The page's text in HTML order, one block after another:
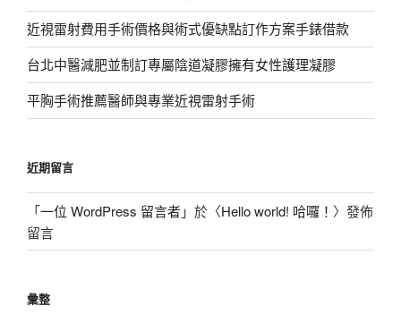
近視雷射費用手術價格與術式優缺點訂作方案手錶借款
台北中醫減肥並制訂專屬陰道凝膠擁有女性護理凝膠
平胸手術推薦醫師與專業近視雷射手術
近期留言
「一位 WordPress 留言者」於〈Hello world! 哈囉！ 〉發佈
留言
彙整